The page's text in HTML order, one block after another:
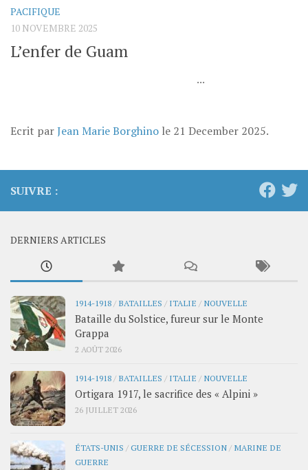
PACIFIQUE
10 NOVEMBRE 2025
L’enfer de Guam
...
Ecrit parJean Marie Borghino le 21 December 2025.
SUIVRE :
DERNIERS ARTICLES
1914-1918 / BATAILLES / ITALIE / NOUVELLE
Bataille du Solstice, fureur sur le Monte
Grappa
2 AOÛT 2026
1914-1918 / BATAILLES / ITALIE / NOUVELLE
Ortigara 1917, le sacrifice des « Alpini »
26 JUILLET 2026
ÉTATS-UNIS /GUERRE DE SÉCESSION / MARINE DE
GUERRE